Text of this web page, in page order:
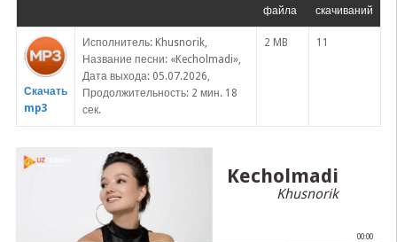
файла
скачиваний
Скачать
mp3
Исполнитель: Khusnorik,
Название песни: «Kecholmadi»,
Дата выхода: 05.07.2026,
Продолжительность: 2 мин. 18
сек.
2 MB 11
Kecholmadi
Khusnorik
00:00